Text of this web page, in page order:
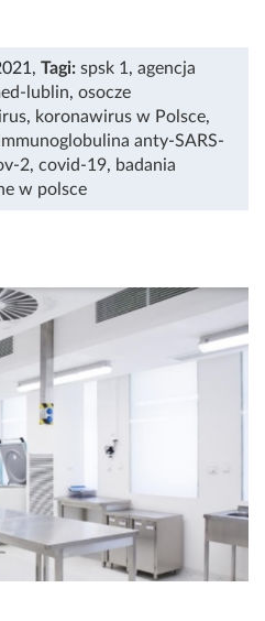
, Tagi: spsk 1 , agencja
lublin, osocze
, koronawirus w Polsce,
anty-SARS-
2, covid-19, badania
w polsce